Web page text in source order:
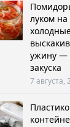
луком на
ужину —
закуска
7 августа,